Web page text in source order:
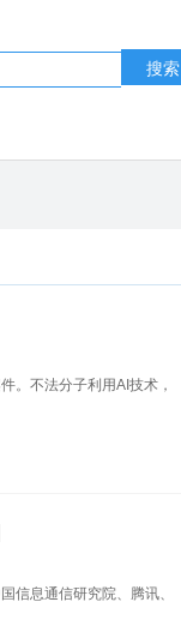
搜索
。不法分子利用AI技术，
信息通信研究院、腾讯、